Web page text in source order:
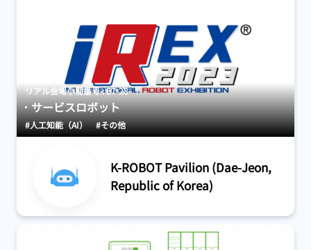
リアル会場小間番号 : E7-28
サービスロボット
#人工知能（AI） #その他
K-ROBOT Pavilion (Dae-Jeon,
Republic of Korea)